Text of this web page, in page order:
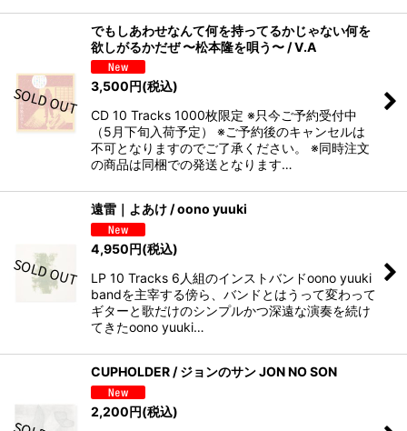
でもしあわせなんて何を持ってるかじゃない何を
欲しがるかだぜ 〜松本隆を唄う〜 / V.A
3,500円(税込)
CD 10 Tracks 1000枚限定 ※只今ご予約受付中
（5月下旬入荷予定） ※ご予約後のキャンセルは
不可となりますのでご了承ください。 ※同時注文
の商品は同梱での発送となります…
遠雷｜よあけ / oono yuuki
4,950円(税込)
LP 10 Tracks 6⼈組のインストバンドoono yuuki
bandを主宰する傍ら、バンドとはうって変わって
ギターと歌だけのシンプルかつ深遠な演奏を続け
てきたoono yuuki…
CUPHOLDER / ジョンのサン JON NO SON
2,200円(税込)